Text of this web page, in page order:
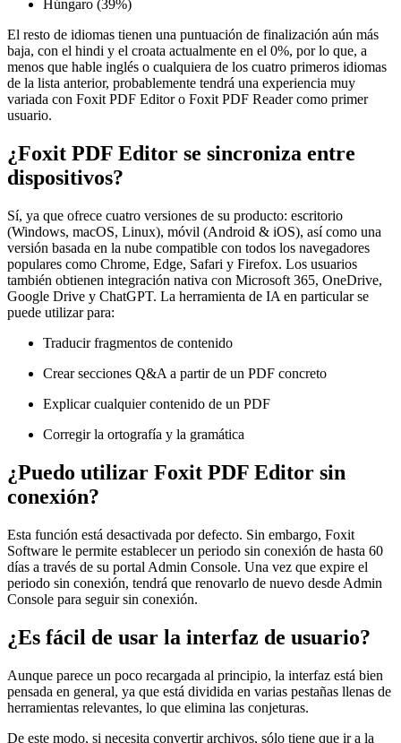
Húngaro (39%)
El resto de idiomas tienen una puntuación de finalización aún más
baja, con el hindi y el croata actualmente en el 0%, por lo que, a
menos que hable inglés o cualquiera de los cuatro primeros idiomas
de la lista anterior, probablemente tendrá una experiencia muy
variada con Foxit PDF Editor o Foxit PDF Reader como primer
usuario.
¿Foxit PDF Editor se sincroniza entre
dispositivos?
Sí, ya que ofrece cuatro versiones de su producto: escritorio
(Windows, macOS, Linux), móvil (Android & iOS), así como una
versión basada en la nube compatible con todos los navegadores
populares como Chrome, Edge, Safari y Firefox. Los usuarios
también obtienen integración nativa con Microsoft 365, OneDrive,
Google Drive y ChatGPT. La herramienta de IA en particular se
puede utilizar para:
Traducir fragmentos de contenido
Crear secciones Q&A a partir de un PDF concreto
Explicar cualquier contenido de un PDF
Corregir la ortografía y la gramática
¿Puedo utilizar Foxit PDF Editor sin
conexión?
Esta función está desactivada por defecto. Sin embargo, Foxit
Software le permite establecer un periodo sin conexión de hasta 60
días a través de su portal Admin Console. Una vez que expire el
periodo sin conexión, tendrá que renovarlo de nuevo desde Admin
Console para seguir sin conexión.
¿Es fácil de usar la interfaz de usuario?
Aunque parece un poco recargada al principio, la interfaz está bien
pensada en general, ya que está dividida en varias pestañas llenas de
herramientas relevantes, lo que elimina las conjeturas.
De este modo, si necesita convertir archivos, sólo tiene que ir a la